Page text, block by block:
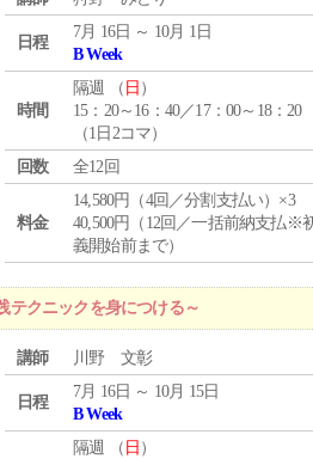
日程
7月 16日 ～ 10月 1日
B Week
時間
隔週 （ 日 ）
15：20～16：40／17：00～18：20
（1日2コマ）
回数
全12回
料金
14,580円（4回／分割支払い）×3
40,500円（12回／一括前納支払※
義開始前まで）
クニックを身につける～
講師 川野 文彰
日程
7月 16日 ～ 10月 15日
B Week
隔週 （ 日 ）